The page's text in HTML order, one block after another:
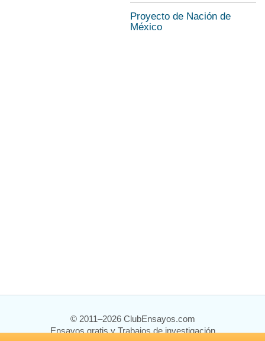
Proyecto de Nación de
México
© 2011–2026 ClubEnsayos.com
Ensayos gratis y Trabajos de investigación